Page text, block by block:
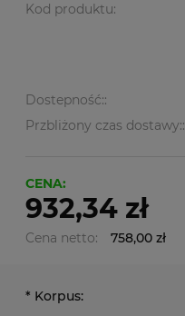
Kod produktu:
Dostepność::
Przbliżony czas dostawy::
CENA:
932,34 zł
Cena netto: 758,00 zł
* Korpus: